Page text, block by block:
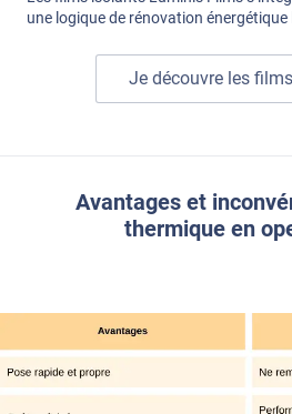
une logique de rénovation énergétique
Je découvre les
Avantages et
thermique en